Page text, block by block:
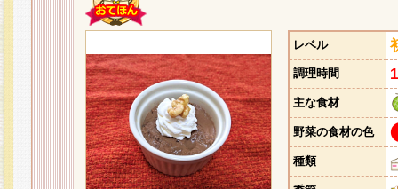
レベル
調理時間
主な食材
野菜の食材の色
種類